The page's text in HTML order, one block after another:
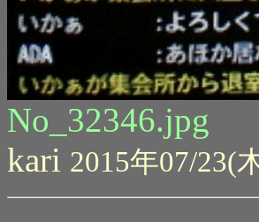
No_32346.jpg
kari 2015年07/23(